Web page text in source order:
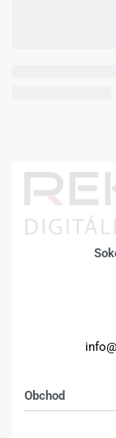
Obchod